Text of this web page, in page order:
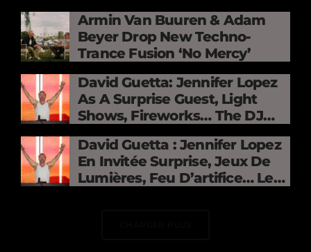
Armin Van Buuren & Adam
Beyer Drop New Techno-
Trance Fusion ‘No Mercy’
David Guetta: Jennifer Lopez
As A Surprise Guest, Light
Shows, Fireworks… The DJ
France
David Guetta : Jennifer Lopez
En Invitée Surprise, Jeux De
Lumières, Feu D’artifice… Le